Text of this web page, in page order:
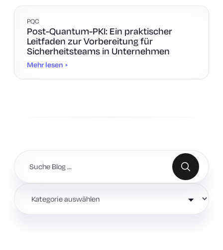
PQC
Post-Quantum-PKI: Ein praktischer
Leitfaden zur Vorbereitung für
Sicherheitsteams in Unternehmen
Mehr lesen